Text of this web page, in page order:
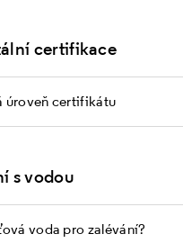
certifikace
úroveň certifikátu
s vodou
voda pro zalévání?